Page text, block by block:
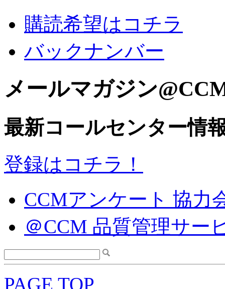
購読希望はコチラ
バックナンバー
メールマガジン
最新コールセンター情
登録はコチラ！
CCMアンケート 協力
＠CCM 品質管理サー
PAGE TOP